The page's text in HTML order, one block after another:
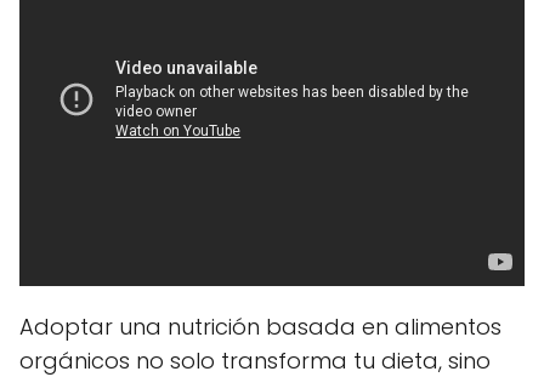
Adoptar una nutrición basada en alimentos
orgánicos no solo transforma tu dieta, sino